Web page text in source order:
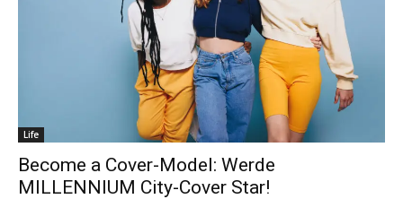
Life
Become a Cover-Model: Werde
MILLENNIUM City-Cover Star!